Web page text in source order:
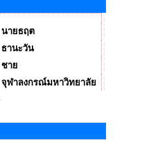
นายธฤต
ธานะวัน
ชาย
จุฬาลงกรณ์มหาวิทยาลัย